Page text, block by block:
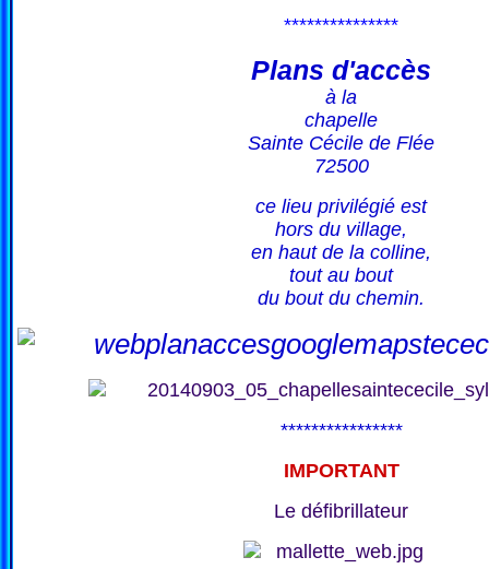
***************
Plans d'accès
à la
chapelle
Sainte Cécile de Flée
72500
ce lieu privilégié est
hors du village,
en haut de la colline,
tout au bout
du bout du chemin.
****************
IMPORTANT
Le défibrillateur